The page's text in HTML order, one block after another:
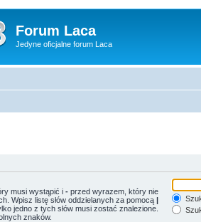
Forum Laca
Jedyne oficjalne forum Laca
musi wystąpić i - przed wyrazem, który nie
Wpisz listę słów oddzielanych za pomocą |
jedno z tych słów musi zostać znalezione.
znaków.